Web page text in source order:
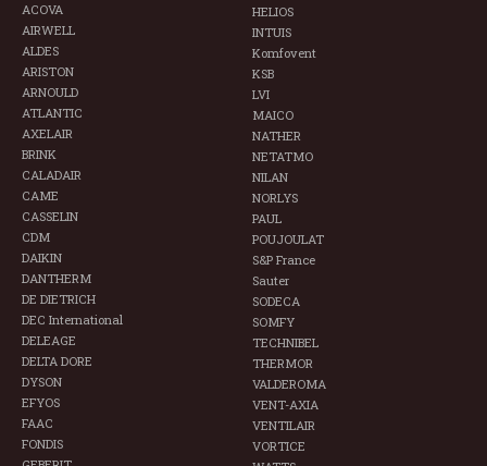
ACOVA
AIRWELL
ALDES
ARISTON
ARNOULD
ATLANTIC
AXELAIR
BRINK
CALADAIR
CAME
CASSELIN
CDM
DAIKIN
DANTHERM
DE DIETRICH
DEC International
DELEAGE
DELTA DORE
DYSON
EFYOS
FAAC
FONDIS
HELIOS
INTUIS
Komfovent
KSB
LVI
MAICO
NATHER
NETATMO
NILAN
NORLYS
PAUL
POUJOULAT
S&P France
Sauter
SODECA
SOMFY
TECHNIBEL
THERMOR
VALDEROMA
VENT-AXIA
VENTILAIR
VORTICE